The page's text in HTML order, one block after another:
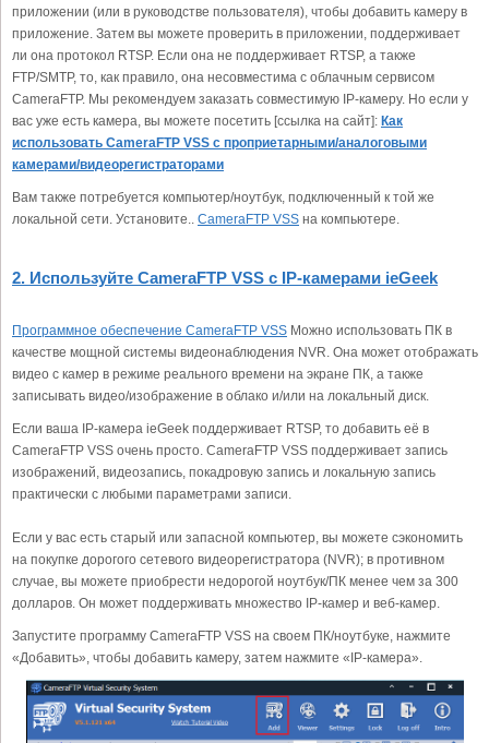
приложении (или в руководстве пользователя), чтобы добавить камеру в
приложение. Затем вы можете проверить в приложении, поддерживает
ли она протокол RTSP. Если она не поддерживает RTSP, а также
FTP/SMTP, то, как правило, она несовместима с облачным сервисом
CameraFTP. Мы рекомендуем заказать совместимую IP-камеру. Но если у
вас уже есть камера, вы можете посетить [ссылка на сайт]: Как
использовать CameraFTP VSS с проприетарными/аналоговыми
камерами/видеорегистраторами
Вам также потребуется компьютер/ноутбук, подключенный к той же
локальной сети. Установите.. CameraFTP VSS на компьютере.
2. Используйте CameraFTP VSS с IP-камерами ieGeek
Программное обеспечение CameraFTP VSS Можно использовать ПК в
качестве мощной системы видеонаблюдения NVR. Она может отображать
видео с камер в режиме реального времени на экране ПК, а также
записывать видео/изображение в облако и/или на локальный диск.
Если ваша IP-камера ieGeek поддерживает RTSP, то добавить её в
CameraFTP VSS очень просто. CameraFTP VSS поддерживает запись
изображений, видеозапись, покадровую запись и локальную запись
практически с любыми параметрами записи.
Если у вас есть старый или запасной компьютер, вы можете сэкономить
на покупке дорогого сетевого видеорегистратора (NVR); в противном
случае, вы можете приобрести недорогой ноутбук/ПК менее чем за 300
долларов. Он может поддерживать множество IP-камер и веб-камер.
Запустите программу CameraFTP VSS на своем ПК/ноутбуке, нажмите
«Добавить», чтобы добавить камеру, затем нажмите «IP-камера».